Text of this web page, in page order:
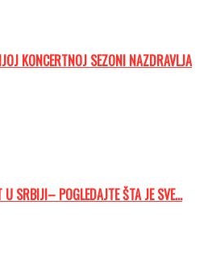
KONCERTNOJ SEZONI NAZDRAVLJA
SRBIJI– POGLEDAJTE ŠTA JE SVE...